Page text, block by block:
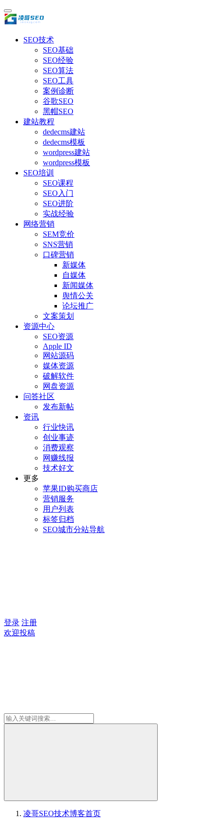
SEO技术
SEO基础
SEO经验
SEO算法
SEO工具
案例诊断
谷歌SEO
黑帽SEO
建站教程
dedecms建站
dedecms模板
wordpress建站
wordpress模板
SEO培训
SEO课程
SEO入门
SEO进阶
实战经验
网络营销
SEM竞价
SNS营销
口碑营销
新媒体
自媒体
新闻媒体
舆情公关
论坛推广
文案策划
资源中心
SEO资源
Apple ID
网站源码
媒体资源
破解软件
网盘资源
问答社区
发布新帖
资讯
行业快讯
创业事迹
消费观察
网赚线报
技术好文
更多
苹果ID购买商店
营销服务
用户列表
标签归档
SEO城市分站导航
登录 注册
欢迎投稿
凌哥SEO技术博客首页